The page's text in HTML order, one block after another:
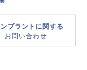
プラントに関する
お問い合わせ